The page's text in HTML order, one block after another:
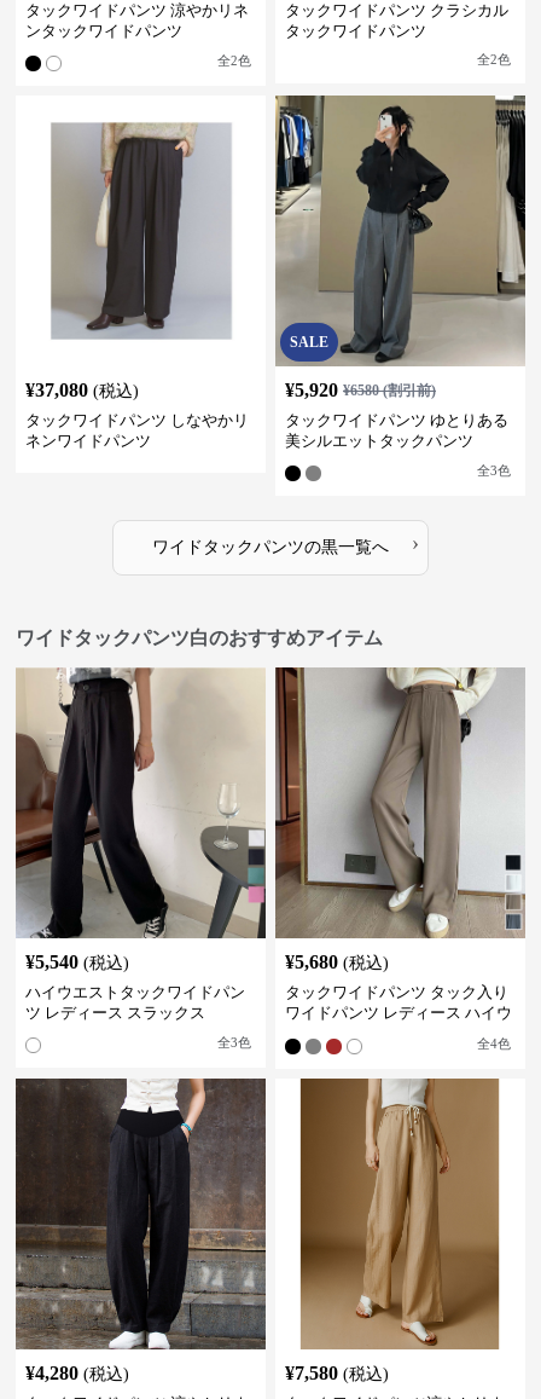
タックワイドパンツ 涼やかリネ
ンタックワイドパンツ
全2色
タックワイドパンツ クラシカル
タックワイドパンツ
全2色
¥37,080 (税込)
タックワイドパンツ しなやかリ
ネンワイドパンツ
SALE
¥5,920 ¥6580(割引前)
タックワイドパンツ ゆとりある
美シルエットタックパンツ
全3色
ワイドタックパンツの黒一覧へ ›
ワイドタックパンツ白のおすすめアイテム
¥5,540 (税込)
ハイウエストタックワイドパン
ツ レディース スラックス
全3色
¥5,680 (税込)
タックワイドパンツ タック入り
ワイドパンツ レディース ハイウ
全4色
¥4,280 (税込)
¥7,580 (税込)